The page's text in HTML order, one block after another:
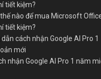
tiết kiệm?
nào để mua Microsoft
tiết kiệm?
dẫn cách nhận Google AI Pro 1
mới
nhận Google AI Pro 1 năm